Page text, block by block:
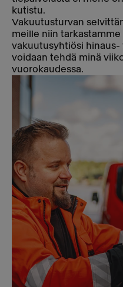
kutistu.
Vakuutusturvan
meille niin tarkastamme
vakuutusyhtiösi hinaus-
voidaan tehdä minä
vuorokaudessa.